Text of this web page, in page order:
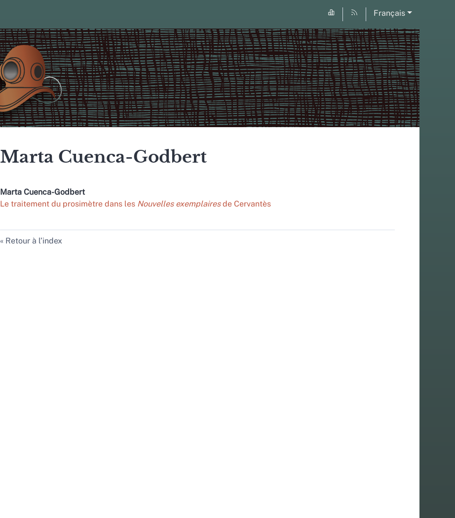
Français
Marta Cuenca-Godbert
Marta Cuenca-Godbert
Le traitement du prosimètre dans les Nouvelles exemplairesde Cervantès
Retour à l’index